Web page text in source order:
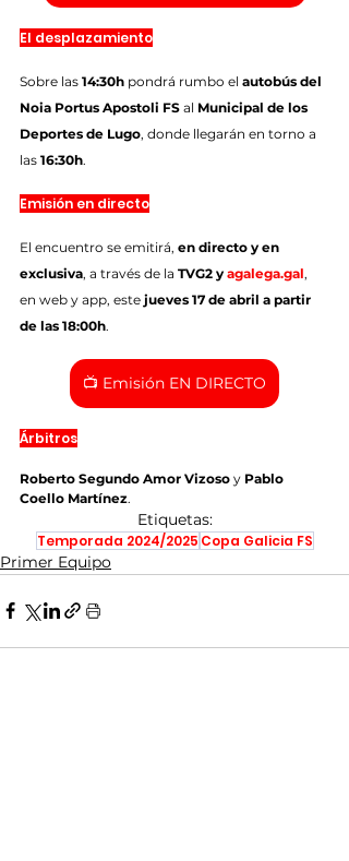
El desplazamiento
Sobre las 14:30h pondrá rumbo el autobús del
Noia Portus Apostoli FS al Municipal de los
Deportes de Lugo, donde llegarán en torno a
las 16:30h.
Emisión en directo
El encuentro se emitirá, en directo y en
exclusiva, a través de la TVG2 y agalega.gal,
en web y app, este jueves 17 de abril a partir
de las 18:00h.
📺 Emisión EN DIRECTO
Árbitros
Roberto Segundo Amor Vizoso y Pablo
Coello Martínez.
Etiquetas:
Temporada 2024/2025 Copa Galicia FS
Primer Equipo